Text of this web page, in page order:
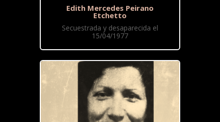
Edith Mercedes Peirano
Etchetto
Secuestrada y desaparecida el
15/04/1977